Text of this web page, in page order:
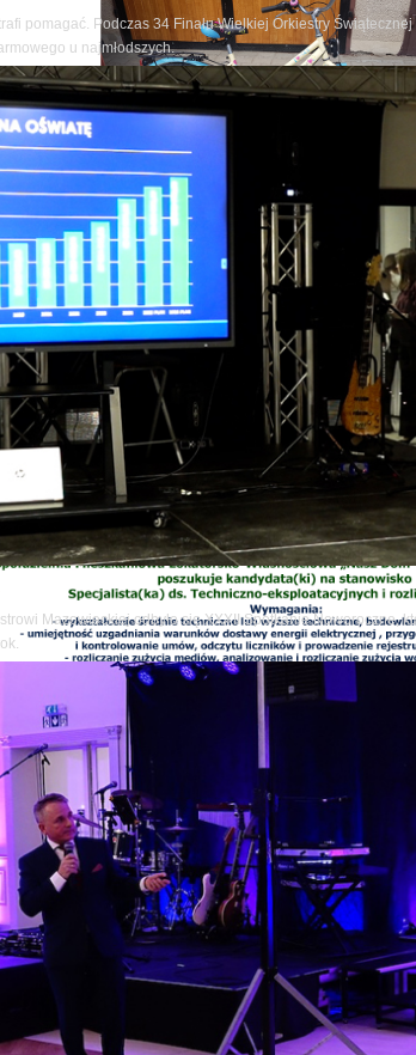
pomagać. Podczas 34 Finału Wielkiej Orkiestry
u najmłodszych.
Mazowieckiej odbyło się XXXII Spotkanie Noworoczne,
artykuły
Następny
autorskie z Karoliną Olejak
2026 roku w Miejskiej Bibliotece Publicznej w Ostrowi
Interii oraz autorką reportażu „Nienawidzę ich! To...